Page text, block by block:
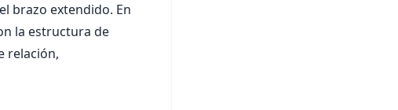
brazo extendido. En
la estructura de
relación,